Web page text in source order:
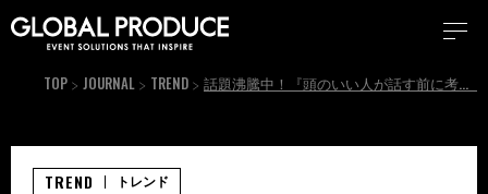
TOP JOURNAL TREND 話題沸騰中！『頭のいい人が話す前に考えていること』読んでみた！
TREND トレンド